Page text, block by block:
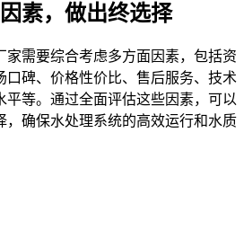
素，做出终选择
家需要综合考虑多方面因素，包括资
口碑、价格性价比、售后服务、技术
平等。通过全面评估这些因素，可以
，确保水处理系统的高效运行和水质